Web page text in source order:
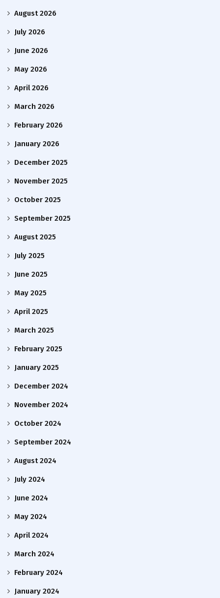
August 2026
July 2026
June 2026
May 2026
April 2026
March 2026
February 2026
January 2026
December 2025
November 2025
October 2025
September 2025
August 2025
July 2025
June 2025
May 2025
April 2025
March 2025
February 2025
January 2025
December 2024
November 2024
October 2024
September 2024
August 2024
July 2024
June 2024
May 2024
April 2024
March 2024
February 2024
January 2024